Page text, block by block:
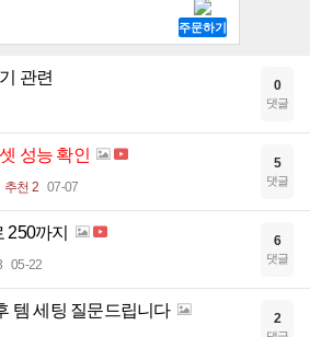
관련 0
댓글
성능 확인
추천 2 07-07
5
댓글
까지
05-22
6
댓글
템 세팅 질문드립니다 2